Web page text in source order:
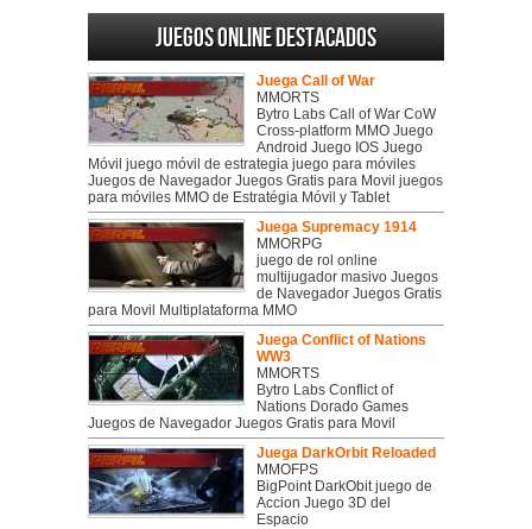
Juegos online destacados
Juega Call of War
MMORTS
Bytro Labs Call of War CoW
Cross-platform MMO Juego
Android Juego IOS Juego
Móvil juego móvil de estrategia juego para móviles
Juegos de Navegador Juegos Gratis para Movil juegos
para móviles MMO de Estratégia Móvil y Tablet
Juega Supremacy 1914
MMORPG
juego de rol online
multijugador masivo Juegos
de Navegador Juegos Gratis
para Movil Multiplataforma MMO
Juega Conflict of Nations
WW3
MMORTS
Bytro Labs Conflict of
Nations Dorado Games
Juegos de Navegador Juegos Gratis para Movil
Juega DarkOrbit Reloaded
MMOFPS
BigPoint DarkObit juego de
Accion Juego 3D del
Espacio